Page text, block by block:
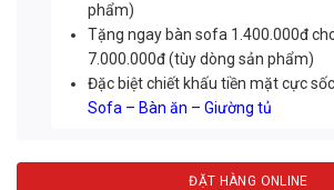
phẩm)
Tặng ngay bàn sofa 1.400.000đ
7.000.000đ (tùy dòng sản phẩm)
Đặc biệt chiết khấu tiền mặt cực
Sofa – Bàn ăn – Giường tủ
ĐẶT HÀNG ONLINE